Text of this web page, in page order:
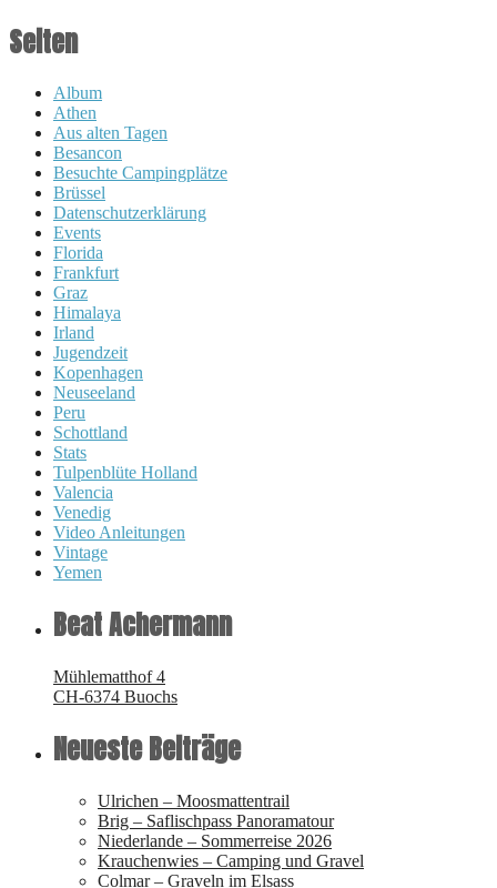
Seiten
Album
Athen
Aus alten Tagen
Besancon
Besuchte Campingplätze
Brüssel
Datenschutzerklärung
Events
Florida
Frankfurt
Graz
Himalaya
Irland
Jugendzeit
Kopenhagen
Neuseeland
Peru
Schottland
Stats
Tulpenblüte Holland
Valencia
Venedig
Video Anleitungen
Vintage
Yemen
Beat Achermann
Mühlematthof 4
CH-6374 Buochs
Neueste Beiträge
Ulrichen – Moosmattentrail
Brig – Saflischpass Panoramatour
Niederlande – Sommerreise 2026
Krauchenwies – Camping und Gravel
Colmar – Graveln im Elsass